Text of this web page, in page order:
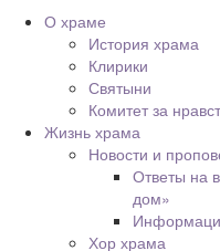
О храме
История храма
Клирики
Святыни
Комитет за
Жизнь храма
Новости и
Ответы на
дом»
Хор храма